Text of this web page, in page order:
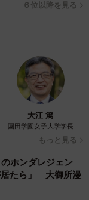
６位以降を見る
大江 篤
園田学園女子大学学長
もっと見る
ホンダレジェン
たら」 大御所漫